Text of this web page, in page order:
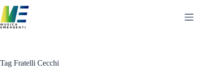
al
contenuto
Tag Fratelli Cecchi